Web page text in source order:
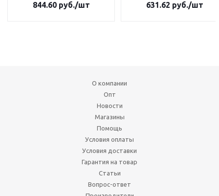
844.60руб./шт 631.62 руб./шт
О компании
Опт
Новости
Магазины
Помощь
Условия оплаты
Условия доставки
Гарантия на товар
Статьи
Вопрос-ответ